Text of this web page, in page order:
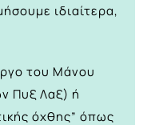
ιδιαίτερα,
του Μάνου
Πυξ Λαξ) ή
όχθης” όπως